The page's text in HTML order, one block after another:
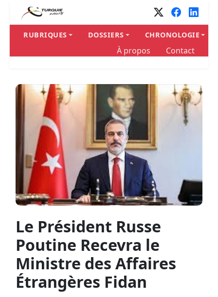
Panneau de gestion des cookies
RUBRIQUES DOSSIERS CHRONOLOGIE
À propos Contact
Le Président Russe
Poutine Recevra le
Ministre des Affaires
Étrangères Fidan